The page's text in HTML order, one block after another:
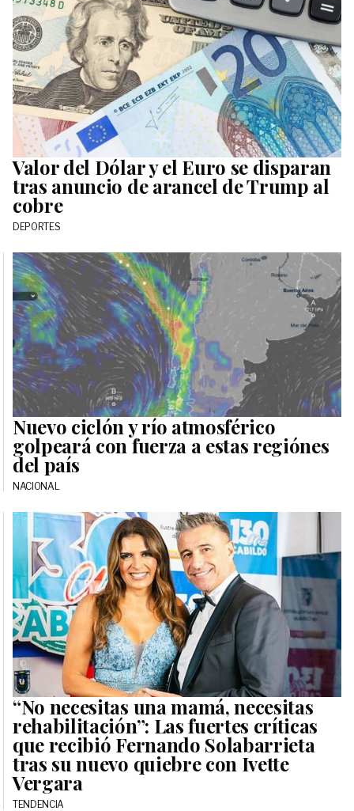
Valor del Dólar y el Euro se disparan
tras anuncio de arancel de Trump al
cobre
DEPORTES
Nuevo ciclón y río atmosférico
golpeará con fuerza a estas regiónes
del país
NACIONAL
“No necesitas una mamá, necesitas
rehabilitación”: Las fuertes críticas
que recibió Fernando Solabarrieta
tras su nuevo quiebre con Ivette
Vergara
TENDENCIA